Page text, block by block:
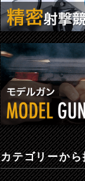
カテゴリーから